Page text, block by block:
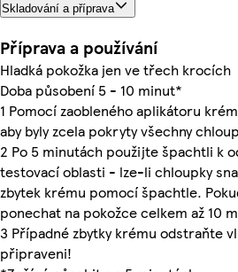
Skladování a příprava
Příprava a používání
Hladká pokožka jen ve třech krocích
Doba působení 5 - 10 minut*
1 Pomocí zaobleného aplikátoru
aby byly zcela pokryty všechny
2 Po 5 minutách použijte špachtli k
testovací oblasti - lze-li chloupky
zbytek krému pomocí špachtle.
ponechat na pokožce celkem až 10
3 Případné zbytky krému odstraňte
připraveni!